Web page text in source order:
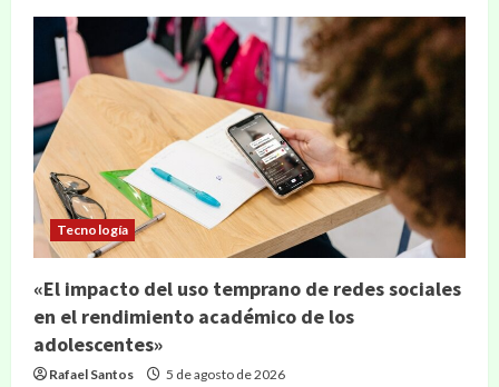
Tecnología
«El impacto del uso temprano de redes sociales
en el rendimiento académico de los
adolescentes»
Rafael Santos 5 de agosto de 2026